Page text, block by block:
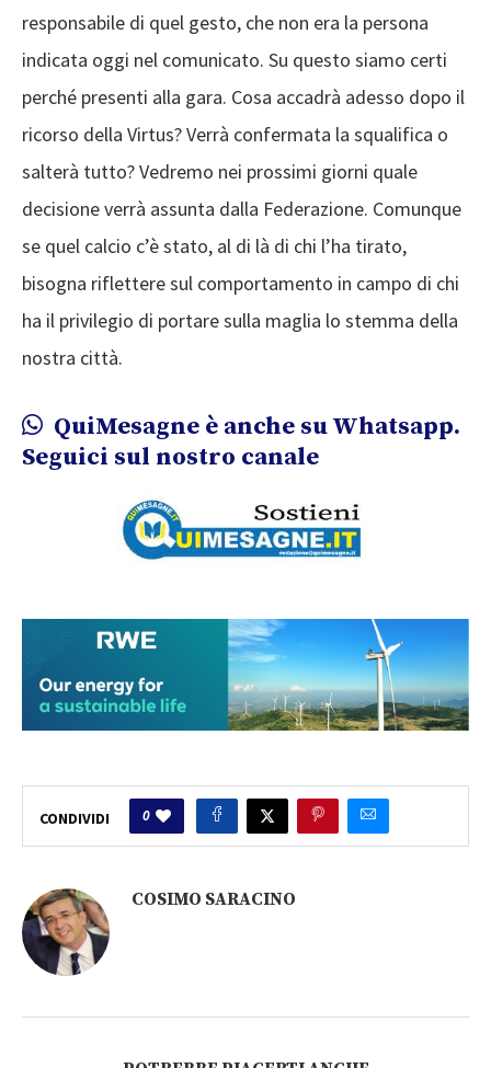
responsabile di quel gesto, che non era la persona
indicata oggi nel comunicato. Su questo siamo certi
perché presenti alla gara. Cosa accadrà adesso dopo il
ricorso della Virtus? Verrà confermata la squalifica o
salterà tutto? Vedremo nei prossimi giorni quale
decisione verrà assunta dalla Federazione. Comunque
se quel calcio c’è stato, al di là di chi l’ha tirato,
bisogna riflettere sul comportamento in campo di chi
ha il privilegio di portare sulla maglia lo stemma della
nostra città.
QuiMesagne è anche su Whatsapp.
Seguici sul nostro canale
CONDIVIDI 0
COSIMO SARACINO